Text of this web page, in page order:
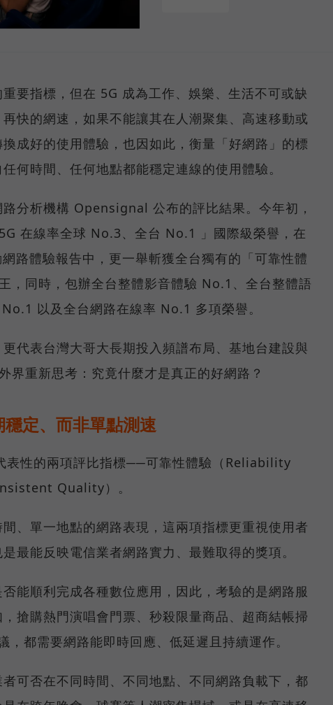
要指標，但在 5G 成為工作、娛樂、生活不可或缺
快的網速，如果不能讓其在人潮聚集、高速移動或
成好的使用體驗，也因如此，衡量「好網路」的標
何時間、任何地點都能穩定連線的使用體驗。
分析機構 Opensignal 公布的評比結果。今年初，
在線率全球 No.3、全台 No.1 」國際級榮譽，在
路體驗報告中，更一舉斬獲全台獨有的「可靠性體
，同時，包辦全台整體影音體驗 No.1、全台整體語
以及全台網路在線率 No.1 多項榮譽。
代表台灣大哥大長期投入頻譜布局、基地台建設與
界重新思考：究竟什麼才是真正的好網路？
定、而非單點測速
性的兩項評比指標──可靠性體驗（Reliability
Quality）。
、單一地點的網路表現，這兩項指標更重視使用者
最能反映電信業者網路實力、最難取得的獎項。
能順利完成各種數位應用，因此，考驗的是網路服
搶購熱門演唱會門票、秒殺限量商品、超商結帳掃
都需要網路能即時回應、低延遲且持續運作。
可否在不同時間、不同地點、不同網路負載下，都